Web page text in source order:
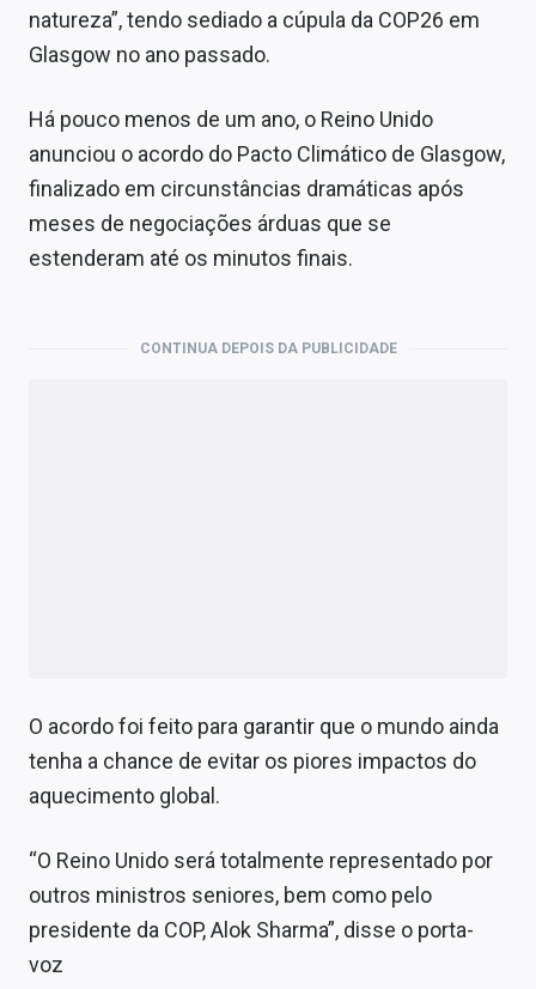
natureza”, tendo sediado a cúpula da COP26 em
Glasgow no ano passado.
Há pouco menos de um ano, o Reino Unido
anunciou o acordo do Pacto Climático de Glasgow,
finalizado em circunstâncias dramáticas após
meses de negociações árduas que se
estenderam até os minutos finais.
CONTINUA DEPOIS DA PUBLICIDADE
O acordo foi feito para garantir que o mundo ainda
tenha a chance de evitar os piores impactos do
aquecimento global.
“O Reino Unido será totalmente representado por
outros ministros seniores, bem como pelo
presidente da COP, Alok Sharma”, disse o porta-
voz